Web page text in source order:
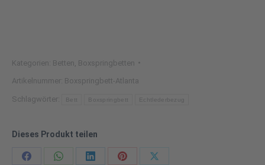
Kategorien: Betten Boxspringbetten
Artikelnummer: Boxspringbett-Atlanta
Schlagwörter: Bett Boxspringbett Echtlederbezug
Dieses Produkt teilen